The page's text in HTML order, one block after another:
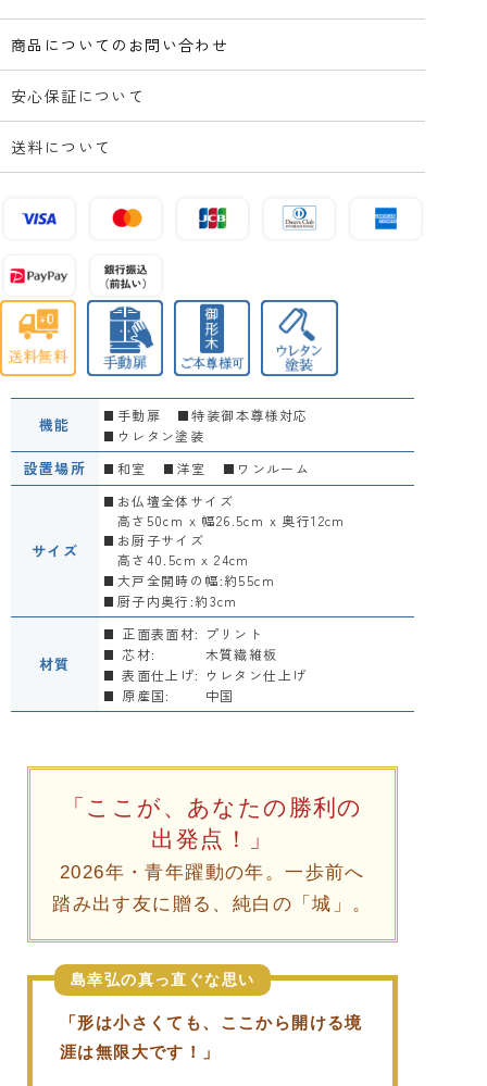
商品についてのお問い合わせ
安心保証について
送料について
機能 手動扉
特装御本尊様対応
ウレタン塗装
設置場所 和室 洋室 ワンルーム
サイズ
お仏壇全体サイズ
高さ50cm x 幅26.5cm x 奥行12cm
お厨子サイズ
高さ40.5cm x 24cm
大戸全開時の幅:約55cm
厨子内奥行:約3cm
材質
正面表面材: プリント
芯材:
木質繊維板
表面仕上げ: ウレタン仕上げ
原産国:
中国
「ここが、あなたの勝利の
出発点！」
2026年・青年躍動の年。一歩前へ
踏み出す友に贈る、純白の「城」。
島幸弘の真っ直ぐな思い
「形は小さくても、ここから開ける境
涯は無限大です！」